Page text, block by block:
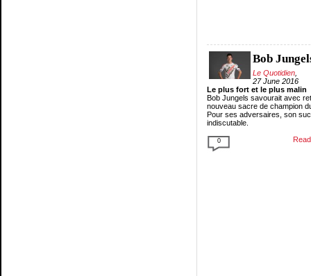
Bob
Le Quotidien
27 June 2016
Le plus fort et le plus malin
Bob Jungels savourait avec
nouveau sacre de champion
Pour ses adversaires, son
indiscutable.
0